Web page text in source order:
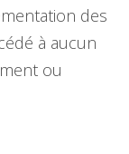
des
à aucun
ou